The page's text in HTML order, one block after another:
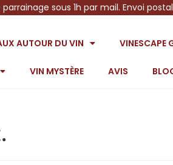
sous 1h par mail. Envoi
AUTOUR DU VIN VINESCAPE
VIN MYSTÈRE AVIS